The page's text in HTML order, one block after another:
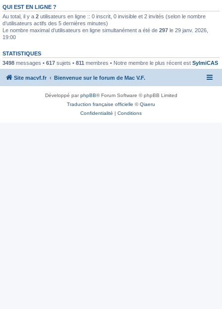
QUI EST EN LIGNE ?
Au total, il y a 2 utilisateurs en ligne :: 0 inscrit, 0 invisible et 2 invités (selon le nombre
d’utilisateurs actifs des 5 dernières minutes)
Le nombre maximal d’utilisateurs en ligne simultanément a été de 297 le 29 janv. 2026,
19:00
STATISTIQUES
3498 messages • 617 sujets • 811 membres • Notre membre le plus récent est SylmiCAS
Site macvf.fr Bienvenue sur le forum de Mac V.F.
Développé parphpBB® Forum Software © phpBB Limited
Traduction française officielle ©Qiaeru
Confidentialité | Conditions